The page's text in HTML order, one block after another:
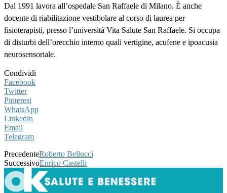
Dal 1991 lavora all’ospedale San Raffaele di Milano. È anche
docente di riabilitazione vestibolare al corso di laurea per
fisioterapisti, presso l’università Vita Salute San Raffaele. Si occupa
di disturbi dell’orecchio interno quali vertigine, acufene e ipoacusia
neurosensoriale.
Condividi
Facebook
Twitter
Pinterest
WhatsApp
Linkedin
Email
Telegram
PrecedenteRoberto Bellucci
SuccessivoEnrico Castelli